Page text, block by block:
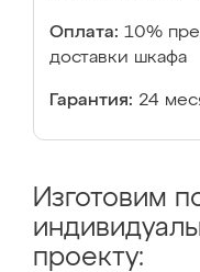
Оплата: 10%
доставки шкафа
Гарантия: 24
Изготовим
проекту: